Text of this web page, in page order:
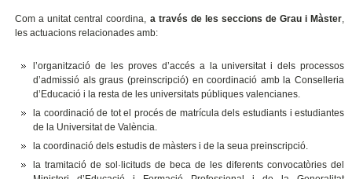
Com a unitat central coordina, a través de les seccions de Grau i Màster,
les actuacions relacionades amb:
l’organització de les proves d’accés a la universitat i dels processos
d’admissió als graus (preinscripció) en coordinació amb la Conselleria
d’Educació i la resta de les universitats públiques valencianes.
la coordinació de tot el procés de matrícula dels estudiants i estudiantes
de la Universitat de València.
la coordinació dels estudis de màsters i de la seua preinscripció.
la tramitació de sol·licituds de beca de les diferents convocatòries del